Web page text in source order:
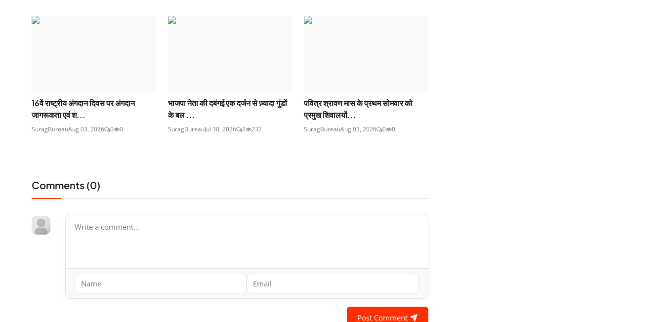
16वें राष्ट्रीय अंगदान दिवस पर अंगदान
जागरूकता एवं श...
SuragBureauAug 03, 2026 0 0
भाजपा नेता की दबंगई एक दर्जन से ज़्यादा गुंडों
के बल ...
SuragBureauJul 30, 2026 2 232
पवित्र श्रावण मास के प्रथम सोमवार को
प्रमुख शिवालयों...
SuragBureauAug 03, 2026 0 0
Comments (0)
Post Comment